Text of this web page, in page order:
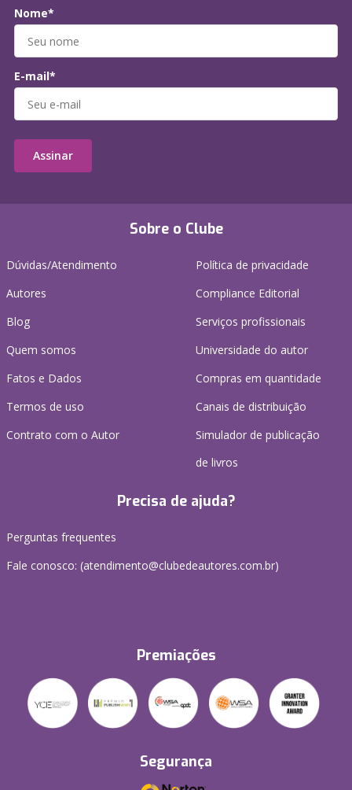
Sobre o Clube
Dúvidas/Atendimento
Autores
Blog
Quem somos
Fatos e Dados
Termos de uso
Contrato com o Autor
Política de privacidade
Compliance Editorial
Serviços profissionais
Universidade do autor
Compras em quantidade
Canais de distribuição
Simulador de publicação
de livros
Precisa de ajuda?
Perguntas frequentes
Fale conosco: (atendimento@clubedeautores.com.br)
Premiações
Segurança
Nome*
E-mail*
Assinar